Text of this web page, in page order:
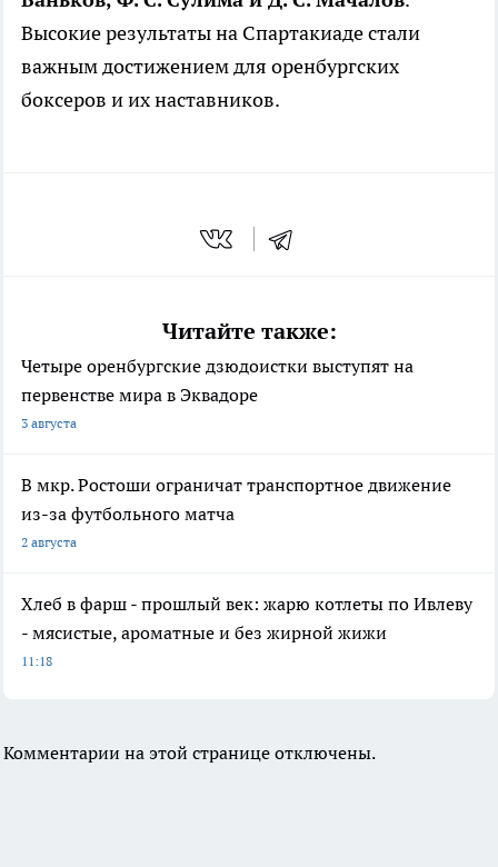
Высокие результаты на Спартакиаде стали
важным достижением для оренбургских
боксеров и их наставников.
Читайте также:
Четыре оренбургские дзюдоистки выступят на
первенстве мира в Эквадоре
3 августа
В мкр. Ростоши ограничат транспортное движение
из-за футбольного матча
2 августа
Хлеб в фарш - прошлый век: жарю котлеты по Ивлеву
- мясистые, ароматные и без жирной жижи
11:18
Комментарии на этой странице отключены.